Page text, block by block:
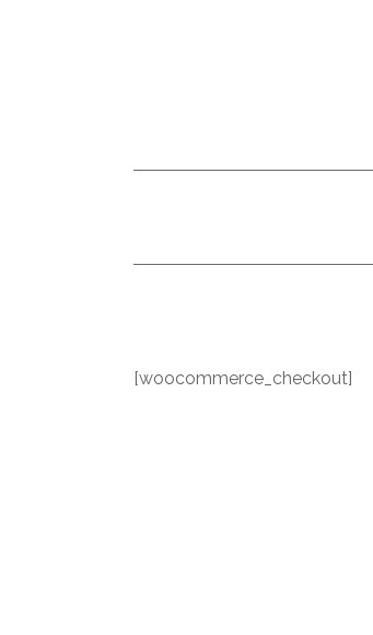
[woocommerce_checkout]